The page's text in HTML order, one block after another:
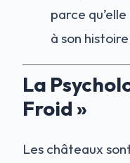
parce
à son
La
Froid »
Les châteaux